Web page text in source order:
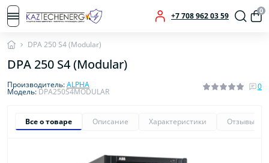
+7 708 962 03 59
0
DPA 250 S4 (Modular)
DPA 250 S4 (Modular)
Производитель:ALPHA
Модель:DPA250S4MODULAR
0
Все о товаре Описание Характеристики Отзывы